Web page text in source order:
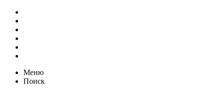
Меню
Поиск